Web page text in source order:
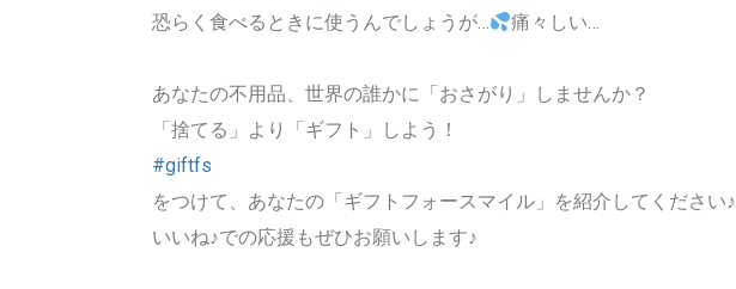
恐らく食べるときに使うんでしょうが…
痛々しい…
あなたの不用品、世界の誰かに「おさがり」しませんか？
「捨てる」より「ギフト」しよう！
#giftfs
をつけて、あなたの「ギフトフォースマイル」を紹介してください♪
いいね♪での応援もぜひお願いします♪